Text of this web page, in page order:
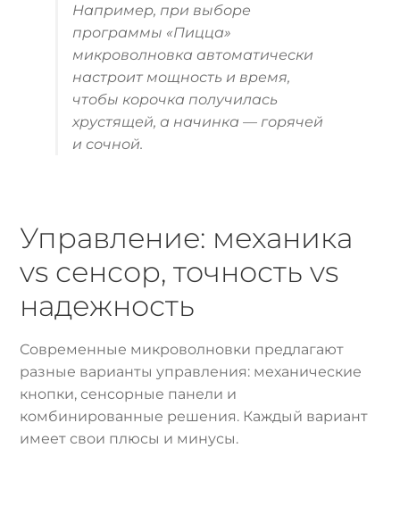
Например, при выборе
программы «Пицца»
микроволновка автоматически
настроит мощность и время,
чтобы корочка получилась
хрустящей, а начинка — горячей
и сочной.
Управление: механика
vs сенсор, точность vs
надежность
Современные микроволновки предлагают
разные варианты управления: механические
кнопки, сенсорные панели и
комбинированные решения. Каждый вариант
имеет свои плюсы и минусы.